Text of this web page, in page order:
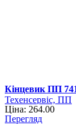
Кінцевик ПП
Техенсервіс, ПП
Ціна: 264.00
Перегляд